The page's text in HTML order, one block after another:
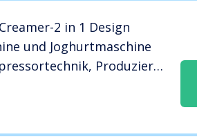
2 in 1 Design
und Joghurtmaschine
Produziert
Eiscr Macchina per Il